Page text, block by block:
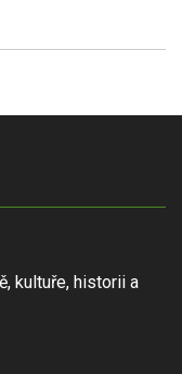
kultuře, historii a